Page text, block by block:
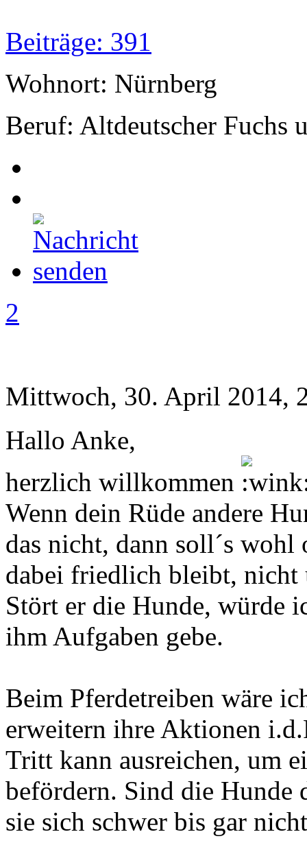
Beiträge: 391
Wohnort: Nürnberg
Beruf: Altdeutscher Fuchs
2
Mittwoch, 30. April 2014,
Hallo Anke,
herzlich willkommen
Wenn dein Rüde andere
das nicht, dann soll´s
dabei friedlich bleibt, nicht
Stört er die Hunde, würde
ihm Aufgaben gebe.
Beim Pferdetreiben wäre
erweitern ihre Aktionen
Tritt kann ausreichen, um
befördern. Sind die Hunde
sie sich schwer bis gar